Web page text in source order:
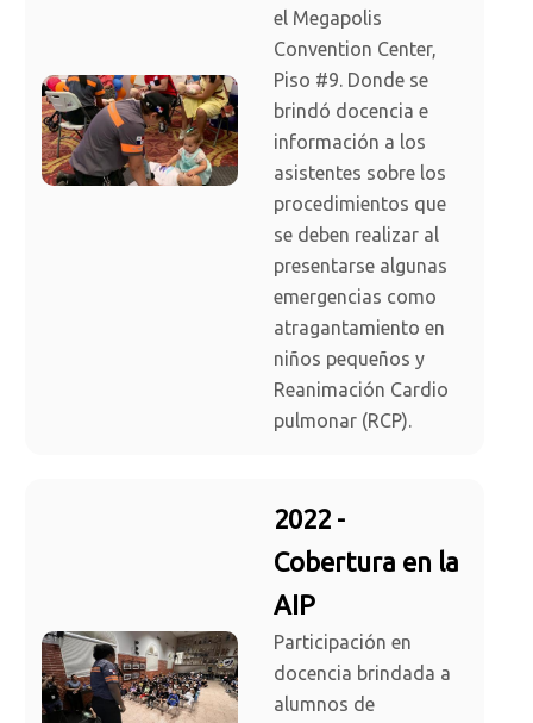
el Megapolis
Convention Center,
Piso #9. Donde se
brindó docencia e
información a los
asistentes sobre los
procedimientos que
se deben realizar al
presentarse algunas
emergencias como
atragantamiento en
niños pequeños y
Reanimación Cardio
pulmonar (RCP).
2022 -
Cobertura en la
AIP
Participación en
docencia brindada a
alumnos de